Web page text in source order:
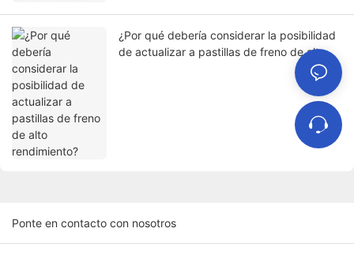
¿Por qué debería considerar la posibilidad
de actualizar a pastillas de freno de alto
Ponte en contacto con nosotros